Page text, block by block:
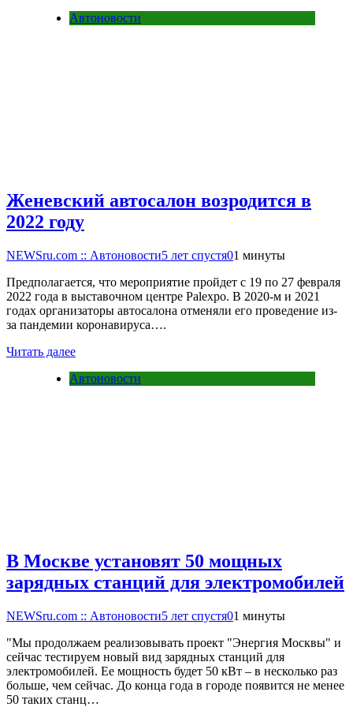
Автоновости
Женевский автосалон возродится в
2022 году
NEWSru.com :: Автоновости5 лет спустя01 минуты
Предполагается, что мероприятие пройдет с 19 по 27 февраля
2022 года в выставочном центре Palexpo. В 2020-м и 2021
годах организаторы автосалона отменяли его проведение из-
за пандемии коронавируса….
Читать далее
Автоновости
В Москве установят 50 мощных
зарядных станций для электромобилей
NEWSru.com :: Автоновости5 лет спустя01 минуты
"Мы продолжаем реализовывать проект "Энергия Москвы" и
сейчас тестируем новый вид зарядных станций для
электромобилей. Ее мощность будет 50 кВт – в несколько раз
больше, чем сейчас. До конца года в городе появится не менее
50 таких станц…